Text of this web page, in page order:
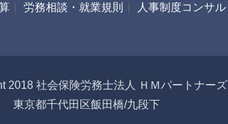
労務相談・就業規則 人事制度コンサル
2018 社会保険労務士法人 ＨＭパートナーズ
東京都千代田区飯田橋/九段下